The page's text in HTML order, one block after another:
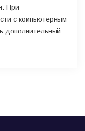
При
с компьютерным
дополнительный